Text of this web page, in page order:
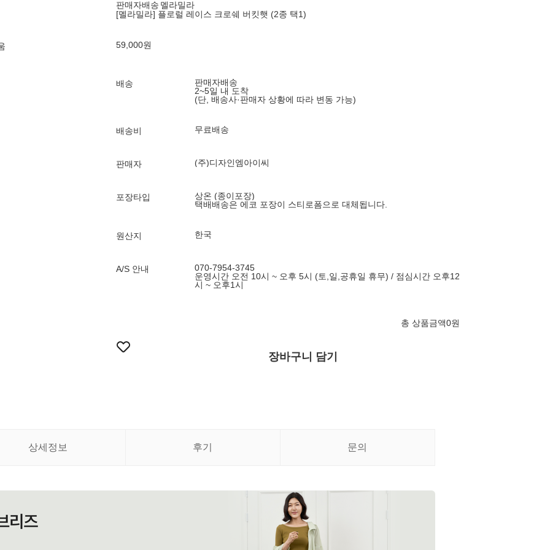
판매자배송 멜라밀라
[멜라밀라] 플로럴 레이스 크로쉐 버킷햇 (2종 택1)
59,000원
배송
판매자배송
2~5일 내 도착
(단, 배송사·판매자 상황에 따라 변동 가능)
배송비 무료배송
판매자 (주)디자인엠아이씨
포장타입
상온 (종이포장)
택배배송은 에코 포장이 스티로폼으로 대체됩니다.
원산지 한국
A/S 안내
070-7954-3745
운영시간 오전 10시 ~ 오후 5시 (토,일,공휴일 휴무) / 점심시간 오후12
시 ~ 오후1시
총 상품금액0원
장바구니 담기
상세정보 후기 문의